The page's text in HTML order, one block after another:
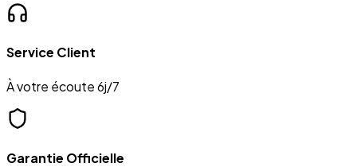
Service Client
À votre écoute 6j/7
Garantie Officielle